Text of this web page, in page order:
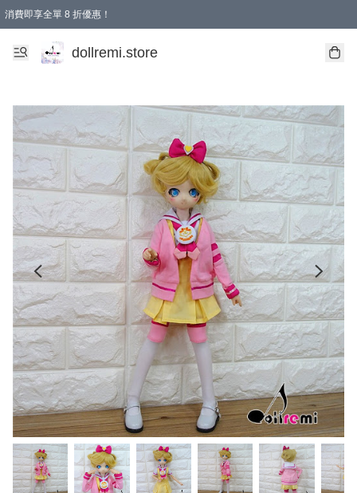
消費即享全單 8 折優惠！
購物滿 HKD 1500.00即享免運費優惠！（適用於 本地送貨、本地取貨、國際送貨 )
dollremi.store